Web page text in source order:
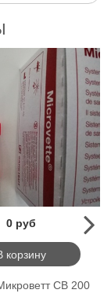
0 руб
корзину
СВ 200